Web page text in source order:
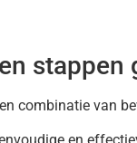
stappen
combinatie van